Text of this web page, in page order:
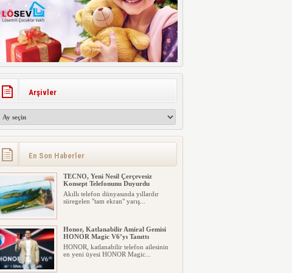
Arşivler
En Son Haberler
TECNO, Yeni Nesil Çerçevesiz
Konsept Telefonunu Duyurdu
Akıllı telefon dünyasında yıllardır
süregelen "tam ekran" yarış...
Honor, Katlanabilir Amiral Gemisi
HONOR Magic V6’yı Tanıttı
HONOR, katlanabilir telefon ailesinin
en yeni üyesi HONOR Magic...